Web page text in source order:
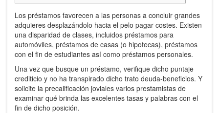
Los préstamos favorecen a las personas a concluir grandes
adquieres desplazándolo hacia el pelo pagar costes. Existen
una disparidad de clases, incluidos préstamos para
automóviles, préstamos de casas (o hipotecas), préstamos
con el fin de estudiantes así­ como préstamos personales.
Una vez que busque un préstamo, verifique dicho puntaje
crediticio y no ha transpirado dicho trato deuda-beneficios. Y
solicite la precalificación joviales varios prestamistas de
examinar qué brinda las excelentes tasas y palabras con el
fin de dicho posición.